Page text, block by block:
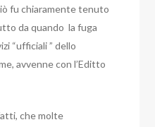
fu chiaramente tenuto
da quando la fuga
“ufficiali ” dello
avvenne con l’Editto
che molte